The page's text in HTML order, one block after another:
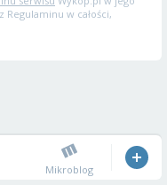
w całości,
Mikroblog